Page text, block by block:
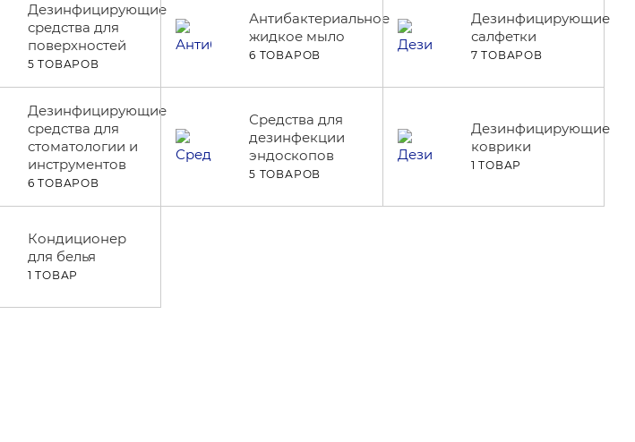
Дезинфицирующие
средства для
поверхностей
5 ТОВАРОВ
Антибактериальное
жидкое мыло
6 ТОВАРОВ
Дезинфицирующие
салфетки
7 ТОВАРОВ
Дезинфицирующие
средства для
стоматологии и
инструментов
6 ТОВАРОВ
Средства для
дезинфекции
эндоскопов
5 ТОВАРОВ
Дезинфицирующие
коврики
1 ТОВАР
Кондиционер
для белья
1 ТОВАР